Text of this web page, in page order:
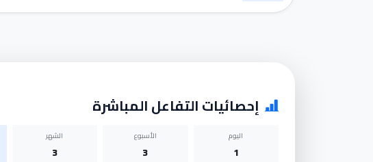
إحصائيات التفاعل المباشرة
اليوم
1
الأسبوع
3
الشهر
3